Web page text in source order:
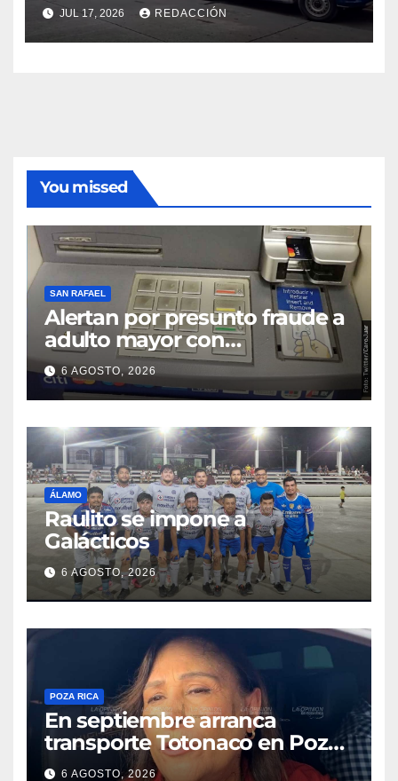
JUL 17, 2026 REDACCIÓN
You missed
SAN RAFAEL
Alertan por presunto fraude a
adulto mayor con
discapacidad visual en cajero
bancario
6 AGOSTO, 2026
ÁLAMO
Raulito se impone a
Galácticos
6 AGOSTO, 2026
POZA RICA
En septiembre arranca
transporte Totonaco en Poza
Rica
6 AGOSTO, 2026